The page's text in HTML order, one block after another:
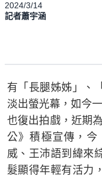
2024/3/14
記者蕭宇涵
有「長腿姊姊」、
淡出螢光幕，如今
也復出拍戲，近期
公》積極宣傳，今
威、王沛語到緯來
髮顯得年輕有活力